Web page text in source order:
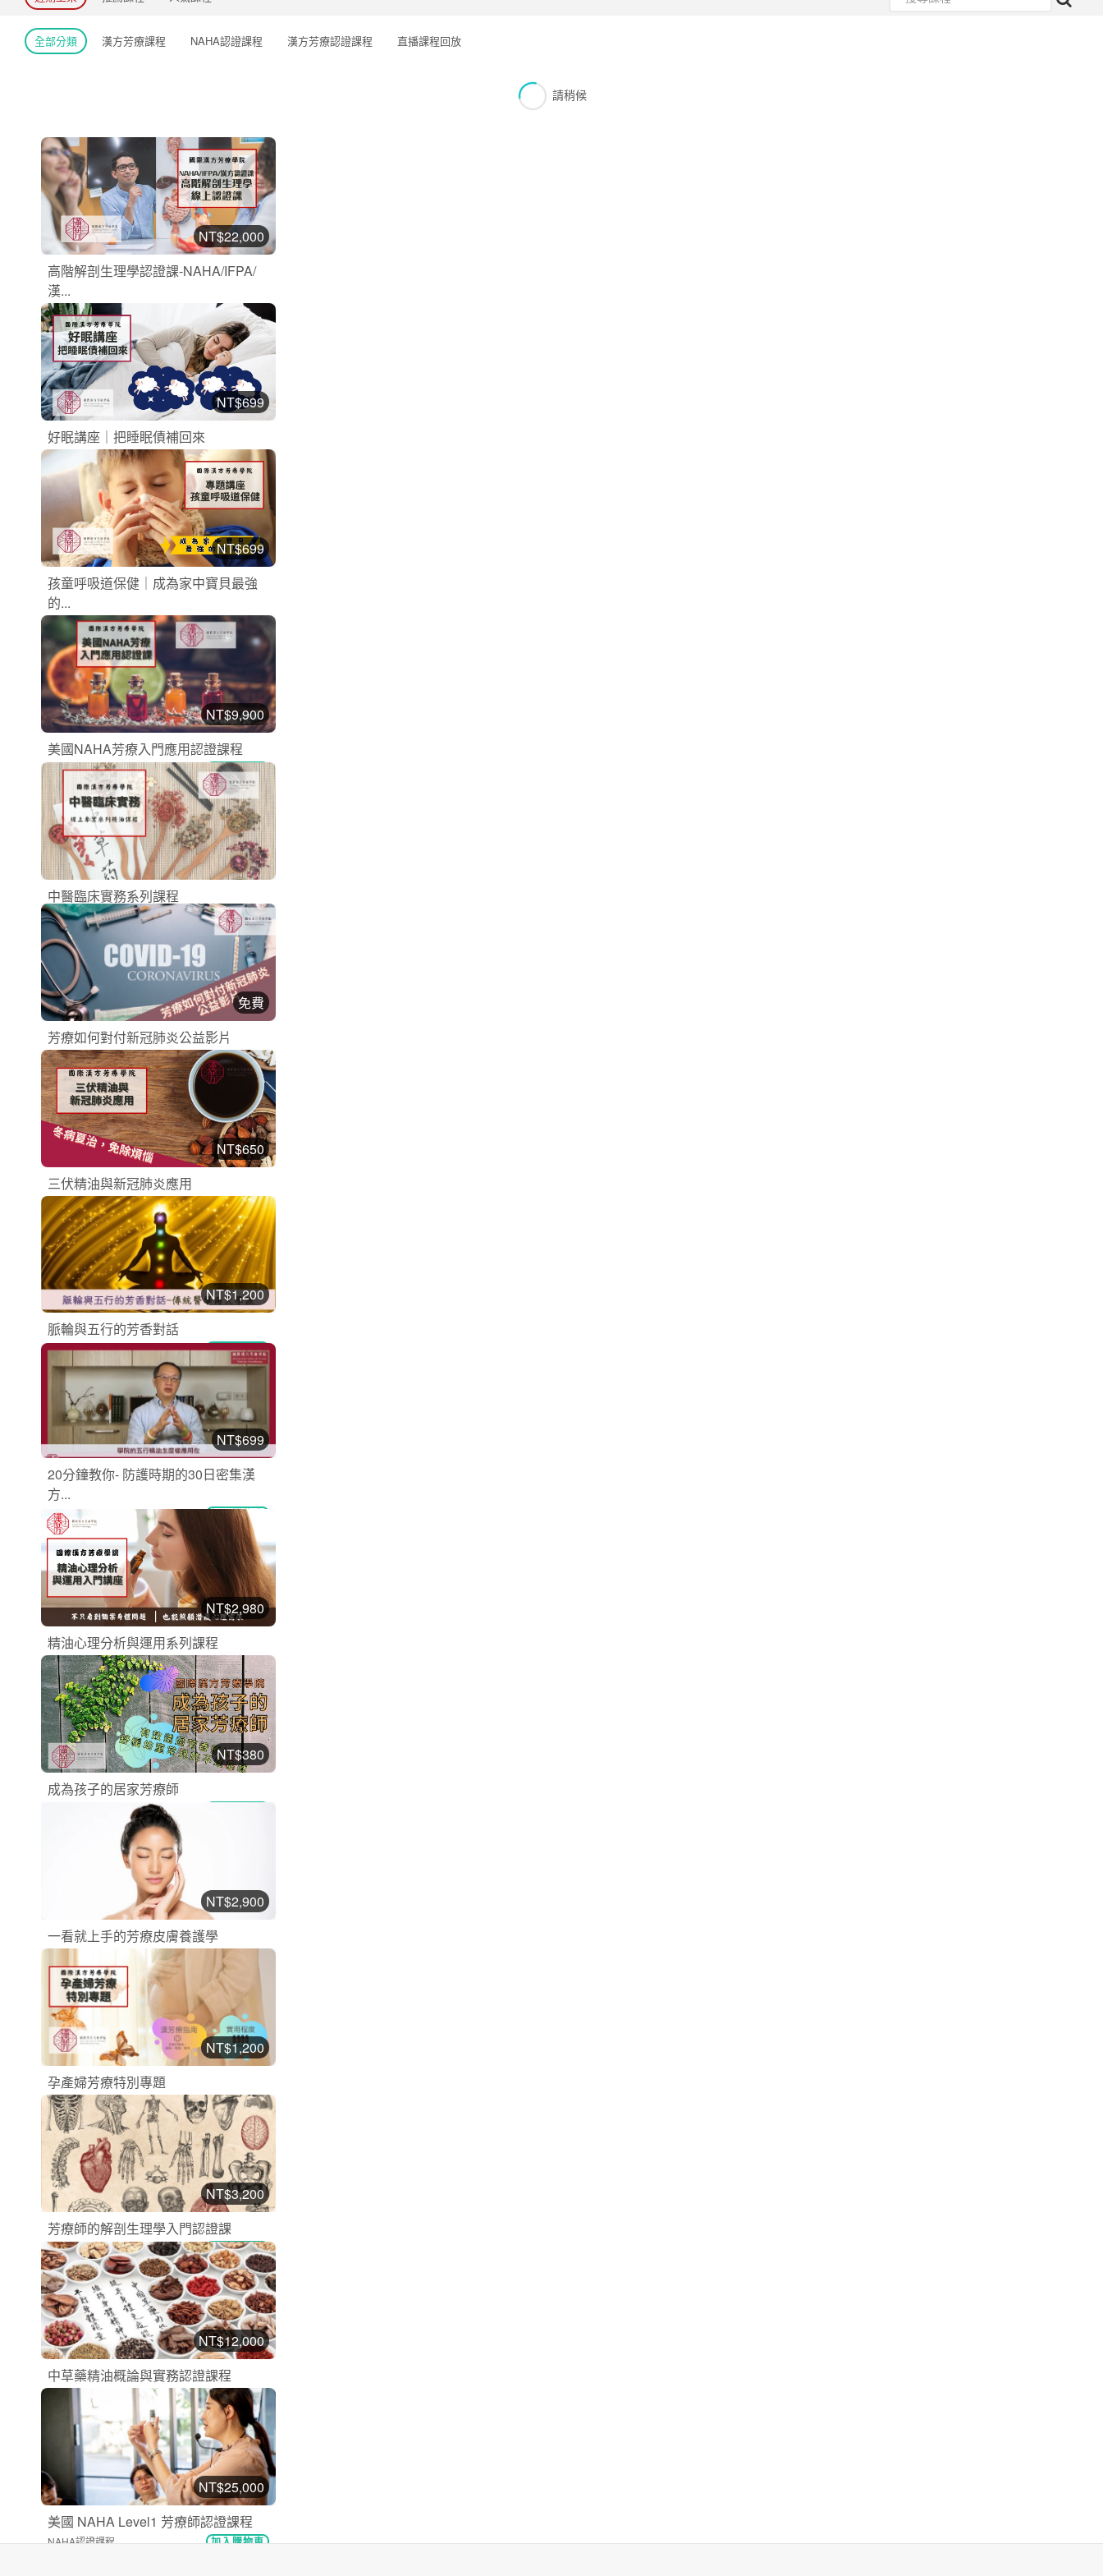
全部分類 漢方芳療課程 NAHA認證課程 漢方芳療認證課程 直播課程回放
請稍候
NT$22,000
高階解剖生理學認證課-NAHA/IFPA/
漢...
NAHA認證課程 加入購物車
購買後有效期限：2026-11-28
49
2
NT$699
好眠講座｜把睡眠債補回來
漢方芳療課程 加入購物車
購買後有效期限：2026-10-19
856
2
NT$699
孩童呼吸道保健｜成為家中寶貝最強
的...
漢方芳療課程 加入購物車
購買後有效期限：2026-10-19
684
2
NT$9,900
美國NAHA芳療入門應用認證課程
NAHA認證課程 加入購物車
購買後有效期限：2026-10-19
2046
2
中醫臨床實務系列課程
漢方芳療課程
購買後有效期限：2026-10-09
2144
2
免費
芳療如何對付新冠肺炎公益影片
漢方芳療課程 立即加入
購買後有效期限：2026-08-31
1043
2
NT$650
三伏精油與新冠肺炎應用
漢方芳療課程 加入購物車
購買後有效期限：2026-08-31
1064
2
NT$1,200
脈輪與五行的芳香對話
漢方芳療課程 加入購物車
購買後有效期限：2026-08-24
2117
2
NT$699
20分鐘教你- 防護時期的30日密集漢
方...
漢方芳療課程 加入購物車
購買後有效期限：2026-09-09
1286
2
NT$2,980
精油心理分析與運用系列課程
漢方芳療課程 加入購物車
購買後有效期限：2026-10-19
2518
2
NT$380
成為孩子的居家芳療師
購買後有效期限：2026-10-19
1776
2
NT$2,900
一看就上手的芳療皮膚養護學
加入購物車
購買後有效期限：2026-10-19
1151
2
NT$1,200
孕產婦芳療特別專題
漢方芳療課程 加入購物車
購買後有效期限：2026-10-19
2109
NT$3,200
芳療師的解剖生理學入門認證課
NAHA認證課程 加入購物車
購買後有效期限：2026-10-19
21040
14
NT$12,000
中草藥精油概論與實務認證課程
漢方芳療認證課程 加入購物車
購買後有效期限：2026-10-19
20724
14
NT$25,000
美國 NAHA Level1 芳療師認證課程
NAHA認證課程 加入購物車